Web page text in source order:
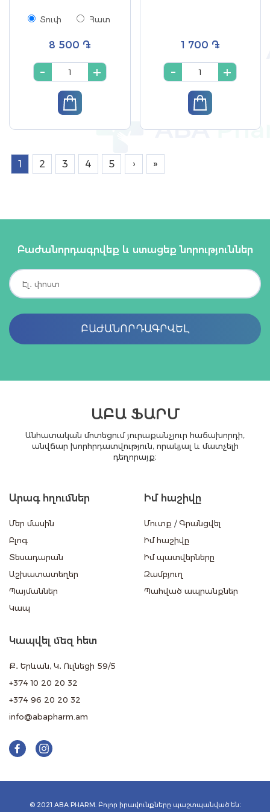
Տուփ Հատ
8 500 ֏
- +
1 700 ֏
- +
1 2 3 4 5 › »
Բաժանորդագրվեք և ստացեք նորություններ
ԲԱԺԱՆՈՐԴԱԳՐՎԵԼ
ԱԲԱ ՖԱՐՄ
Անհատական մոտեցում յուրաքանչյուր հաճախորդի,
անվճար խորհրդատվություն, որակյալ և մատչելի
դեղորայք։
Արագ հղումներ
Մեր մասին
Բլոգ
Տեսադարան
Աշխատատեղեր
Պայմաններ
Կապ
Իմ հաշիվը
Մուտք / Գրանցվել
Իմ հաշիվը
Իմ պատվերները
Զամբյուղ
Պահված ապրանքներ
Կապվել մեզ հետ
Ք․ Երևան, Կ․ Ուլնեցի 59/5
+374 10 20 20 32
+374 96 20 20 32
info@abapharm.am
© 2021 ABA PHARM. Բոլոր իրավունքները պաշտպանված են։